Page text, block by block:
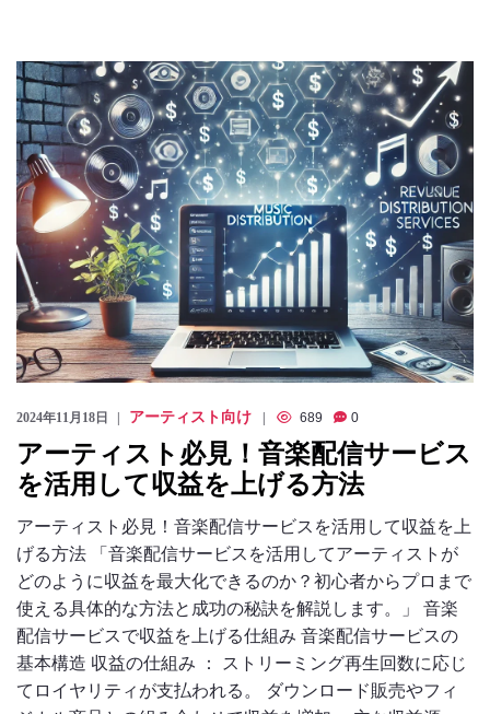
2024年11月18日 アーティスト向け 689 0
アーティスト必見！音楽配信サービス
を活用して収益を上げる方法
アーティスト必見！音楽配信サービスを活用して収益を上
げる方法 「音楽配信サービスを活用してアーティストが
どのように収益を最大化できるのか？初心者からプロまで
使える具体的な方法と成功の秘訣を解説します。」 音楽
配信サービスで収益を上げる仕組み 音楽配信サービスの
基本構造 収益の仕組み ： ストリーミング再生回数に応じ
てロイヤリティが支払われる。 ダウンロード販売やフィ